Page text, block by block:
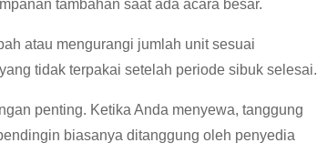
tambahan saat ada acara besar.
atau mengurangi jumlah unit sesuai
tidak terpakai setelah periode sibuk selesai.
penting. Ketika Anda menyewa, tanggung
biasanya ditanggung oleh penyedia